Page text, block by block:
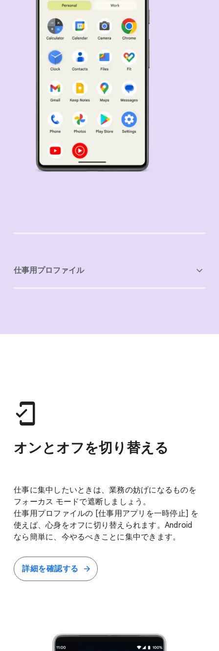
仕事用プロファイル
オンと​オフを​切り​替える
仕事に​集中したい​ときは、​業務の​妨げに​なる​ものを​
フォーカス モードで​遮断しましょう。​
仕事用プロファイルの [仕事用アプリを​一時停止] を​
使えば、​心身を​オフに​切り替えられます。​Android
なら​簡単に、​今やるべきことに​集中できます。
詳細を​確認する